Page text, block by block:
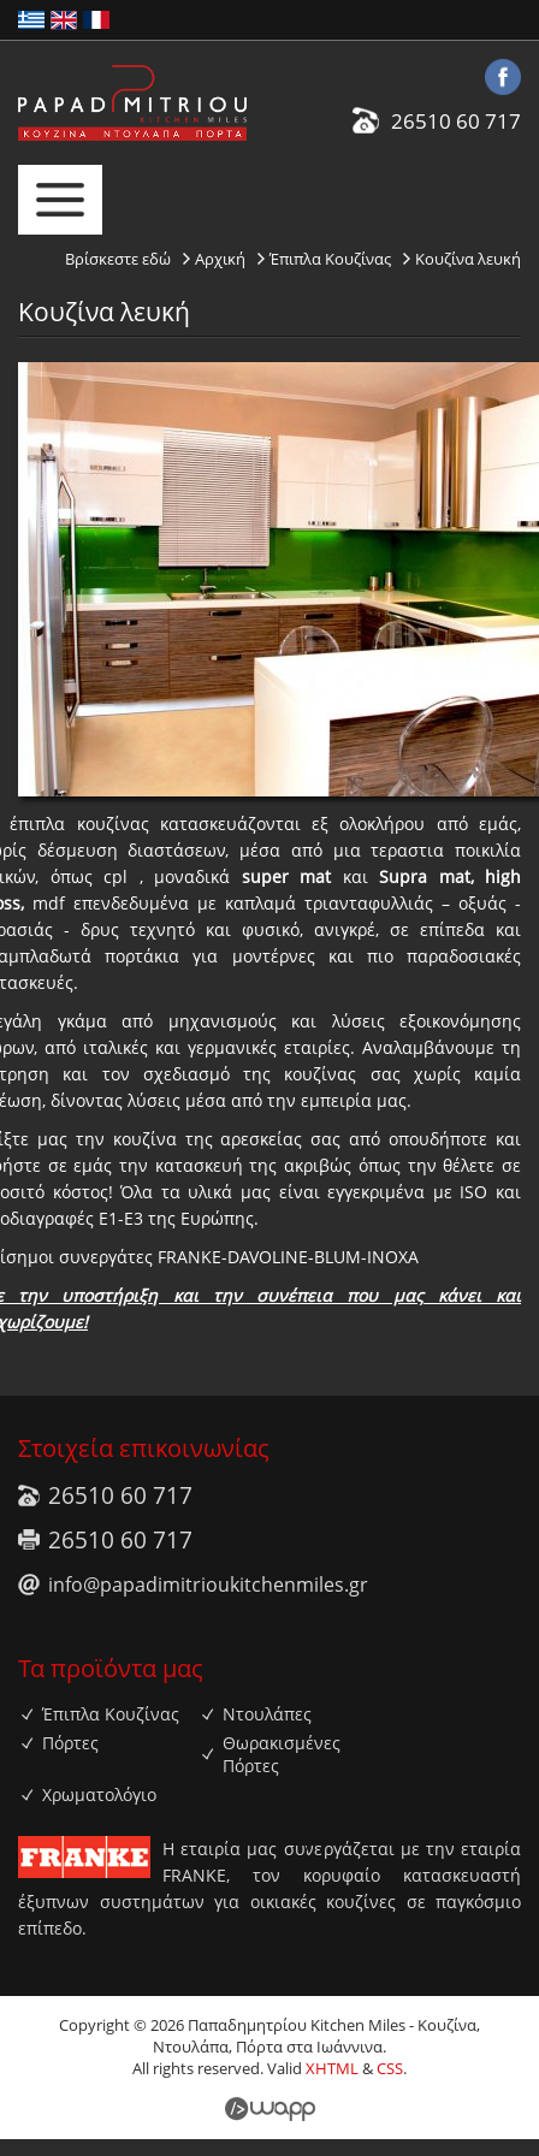
26510 60 717
Βρίσκεστε εδώ Αρχική Έπιπλα Κουζίνας Κουζίνα λευκή
Κουζίνα λευκή
έπιπλα κουζίνας κατασκευάζονται εξ ολοκλήρου από εμάς,
δέσμευση διαστάσεων, μέσα από μια τεραστια ποικιλία
όπως cpl , μοναδικά super matκαι Supra mat, high
mdf επενδεδυμένα με καπλαμά τριανταφυλλιάς – οξυάς -
- δρυς τεχνητό και φυσικό, ανιγκρέ, σε επίπεδα και
πορτάκια για μοντέρνες και πιο παραδοσιακές
γκάμα από μηχανισμούς και λύσεις εξοικονόμησης
από ιταλικές και γερμανικές εταιρίες. Αναλαμβάνουμε τη
και τον σχεδιασμό της κουζίνας σας χωρίς καμία
δίνοντας λύσεις μέσα από την εμπειρία μας.
μας την κουζίνα της αρεσκείας σας από οπουδήποτε και
σε εμάς την κατασκευή της ακριβώς όπως την θέλετε σε
κόστος! Όλα τα υλικά μας είναι εγγεκριμένα με ISO και
E1-Ε3 της Ευρώπης.
συνεργάτες FRANKE-DAVOLINE-BLUM-INOXA
την υποστήριξη και την συνέπεια που μας κάνει και
ουμε!
Στοιχεία επικοινωνίας
26510 60 717
26510 60 717
info@papadimitrioukitchenmiles.gr
Τα προϊόντα μας
Έπιπλα Κουζίνας
Ντουλάπες
Πόρτες
Θωρακισμένες
Πόρτες
Χρωματολόγιο
H εταιρία μας συνεργάζεται με την εταιρία
FRANKE, τον κορυφαίο κατασκευαστή
έξυπνων συστημάτων για οικιακές κουζίνες σε παγκόσμιο
επίπεδο.
Copyright © 2026 Παπαδημητρίου Kitchen Miles - Κουζίνα,
Ντουλάπα, Πόρτα στα Ιωάννινα.
All rights reserved. Valid XHTML&CSS.